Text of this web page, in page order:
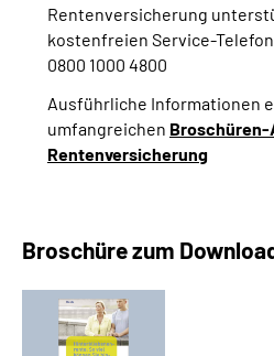
Rentenversicherung
kostenfreien Service-
0800 1000 4800
Ausführliche Informationen
umfangreichen Broschüren-
Rentenversicherung
Broschüre zum